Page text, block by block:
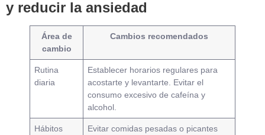
y reducir la ansiedad
Área de
cambio
Cambios recomendados
Rutina
diaria
Establecer horarios regulares para
acostarte y levantarte. Evitar el
consumo excesivo de cafeína y
alcohol.
Hábitos
Evitar comidas pesadas o picantes